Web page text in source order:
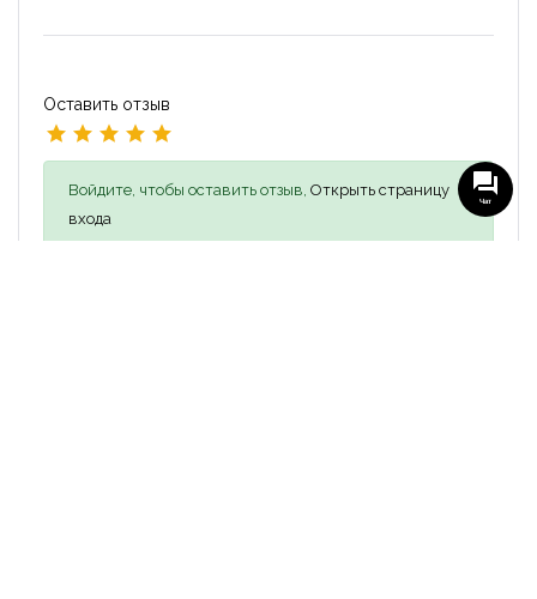
Оставить отзыв
Войдите, чтобы оставить отзыв, Открыть страницу
входа
Чат